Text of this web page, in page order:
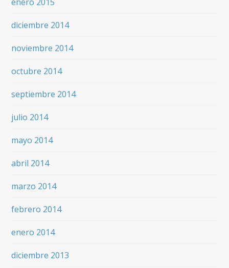
diciembre 2014
noviembre 2014
octubre 2014
septiembre 2014
julio 2014
mayo 2014
abril 2014
marzo 2014
febrero 2014
enero 2014
diciembre 2013